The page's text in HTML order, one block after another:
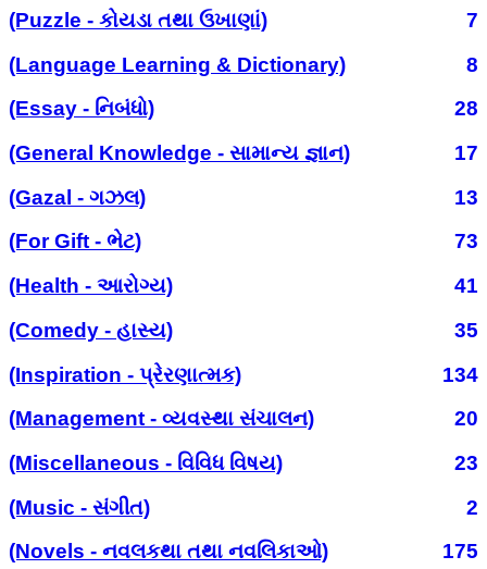
(Puzzle - કોયડા તથા ઉખાણાં)
7
(Language Learning & Dictionary)
8
(Essay - નિબંધો)
28
(General Knowledge - સામાન્ય જ્ઞાન)
17
(Gazal - ગઝલ)
13
(For Gift - ભેટ)
73
(Health - આરોગ્ય)
41
(Comedy - હાસ્ય)
35
(Inspiration - પ્રેરણાત્મક)
134
(Management - વ્યવસ્થા સંચાલન)
20
(Miscellaneous - વિવિધ વિષય)
23
(Music - સંગીત)
2
(Novels - નવલકથા તથા નવલિકાઓ)
175